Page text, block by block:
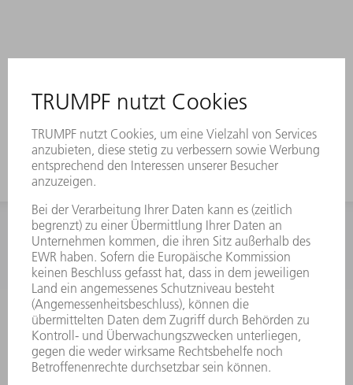
INFORMATION
Häufig gestellte Fragen
Allgemeine Geschäftsbedingungen
KONTAKT
Kundenbetreuung TRUMPF Werkzeugmaschinen
+49 7156 303 33222
Mo - Fr: 07:30 - 17:30 Uhr
Erweiterte Rufbereitschaft per Service App Mo - Fr: